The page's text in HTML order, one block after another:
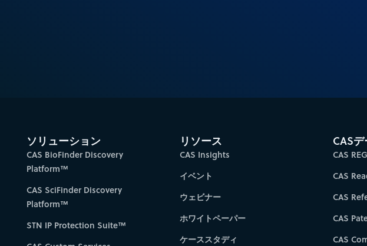
ソリューション
CAS BioFinder Discovery
Platform™
CAS SciFinder Discovery
Platform™
STN IP Protection Suite™
リソース
CAS Insights
イベント
ウェビナー
ホワイトペーパー
ケーススタディ
CAS
CAS
CAS
CAS
CAS
CAS